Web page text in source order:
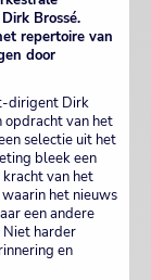
Brossé.
repertoire van
door
dirigent Dirk
opdracht van het
selectie uit het
bleek een
van het
het nieuws
een andere
Niet harder
en